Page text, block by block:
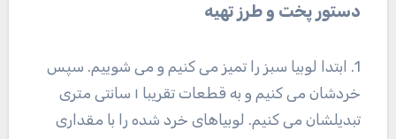
دستور پخت و طرز تهیه
1. ابتدا لوبیا سبز را تمیز می کنیم و می شوییم. سپس
خردشان می کنیم و به قطعات تقریبا ۱ سانتی متری
تبدیلشان می کنیم. لوبیاهای خرد شده را با مقداری